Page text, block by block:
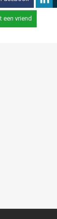
een vriend